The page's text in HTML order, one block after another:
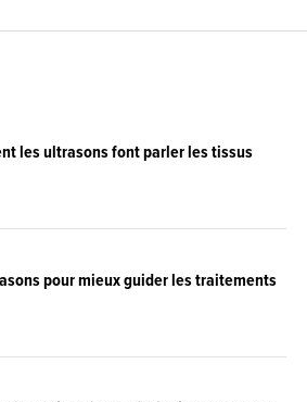
les ultrasons font parler les tissus
pour mieux guider les traitements